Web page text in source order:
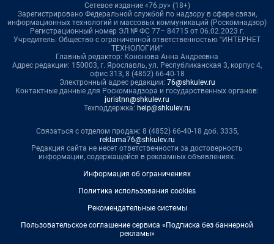
Сетевое издание «76.ру» (18+)
Зарегистрировано Федеральной службой по надзору в сфере связи,
информационных технологий и массовых коммуникаций (Роскомнадзор)
Регистрационный номер ЭЛ № ФС 77– 84715 от 06.02.2023 г.
Учредитель: Общество с ограниченной ответственностью "ИНТЕРНЕТ
ТЕХНОЛОГИИ"
Главный редактор: Кононова Анна Андреевна
Адрес редакции: 150003, г. Ярославль, ул. Республиканская 3, корпус 4,
офис 313, 8 (4852) 66-40-18
Электронный адрес редакции: 76@shkulev.ru
Контактные данные для Роскомнадзора и государственных органов:
juristnn@shkulev.ru
Техподдержка: help@shkulev.ru
Связаться с отделом продаж: 8 (4852) 66-40-18 доб. 3335,
reklama76@shkulev.ru
Редакция сайта не несет ответственности за достоверность
информации, содержащейся в рекламных объявлениях.
Информация об ограничениях
Политика использования cookies
Рекомендательные системы
Пользовательское соглашение сервиса «Подписка без баннерной
рекламы»